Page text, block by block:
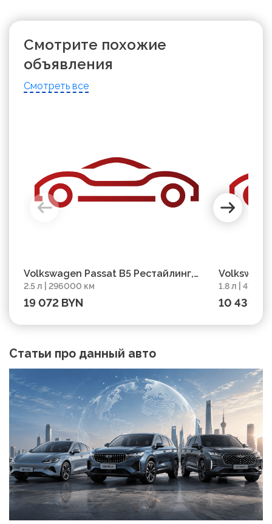
Смотрите похожие
объявления
Смотреть все
Volkswagen Passat B5 Рестайлинг,
2002, пробег 296000 км
2.5 л | 296000 км
19 072 BYN
414000 км
1.8 л |
10 430
Статьи про данный авто